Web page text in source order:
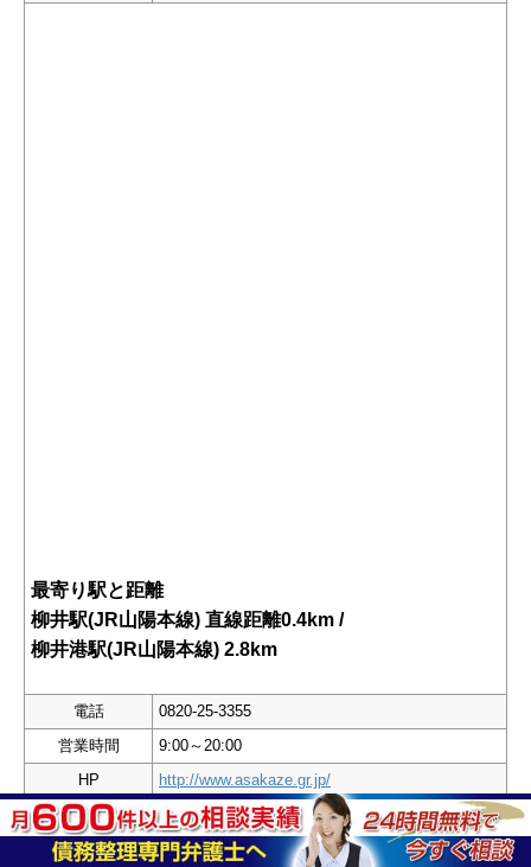
最寄り駅と距離
柳井駅(JR山陽本線) 直線距離0.4km /
柳井港駅(JR山陽本線) 2.8km
電話
0820-25-3355
営業時間
9:00～20:00
HP
http://www.asakaze.gr.jp/
弁護士法人 あさかぜ法律事務所は、山口県内に2箇所の